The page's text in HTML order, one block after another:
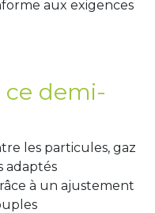
aux exigences
ce demi-
les particules, gaz
adaptés
à un ajustement